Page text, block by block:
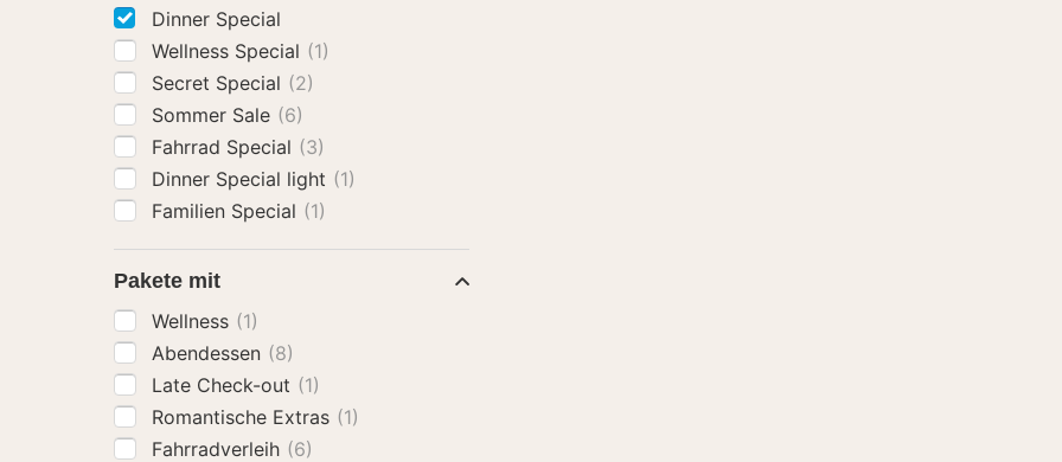
Dinner Special
Wellness Special (1)
Secret Special (2)
Sommer Sale (6)
Fahrrad Special (3)
Dinner Special light (1)
Familien Special (1)
Pakete mit
Wellness (1)
Abendessen (8)
Late Check-out (1)
Romantische Extras (1)
Fahrradverleih (6)